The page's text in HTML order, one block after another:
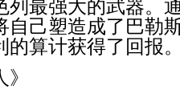
列最强大的武器。
自己塑造成了巴勒
的算计获得了回报